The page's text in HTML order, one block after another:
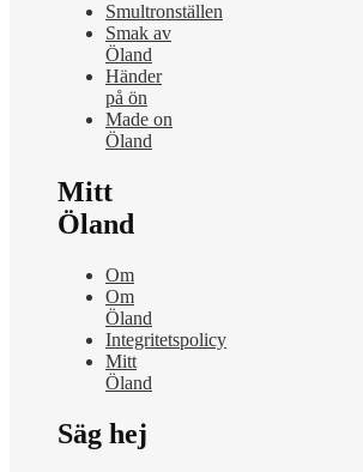
Smultronställen
Smak av
Öland
Händer
på ön
Made on
Öland
Mitt
Öland
Om
Om
Öland
Integritetspolicy
Mitt
Öland
Säg hej